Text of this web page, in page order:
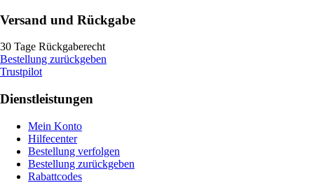
Versand und Rückgabe
30 Tage Rückgaberecht
Bestellung zurückgeben
Trustpilot
Dienstleistungen
Mein Konto
Hilfecenter
Bestellung verfolgen
Bestellung zurückgeben
Rabattcodes